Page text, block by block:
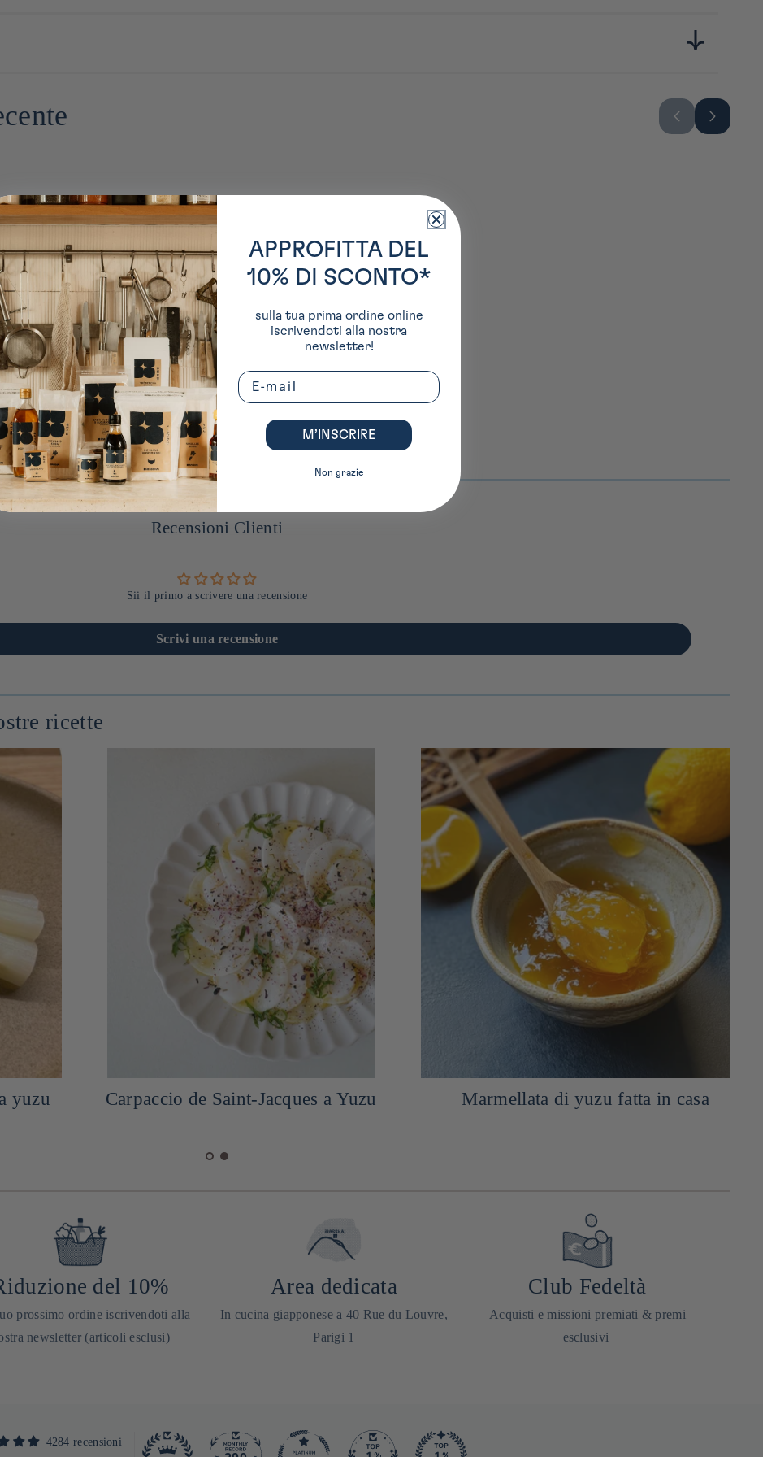
Recensioni Clienti
Sii il primo a scrivere una recensione
Scrivi una recensione
ricette
Carpaccio de Saint-Jacques a Yuzu Marmellata di yuzu fatta in casa
del 10%
prossimo ordine iscrivendoti alla
newsletter (articoli esclusi)
Area dedicata
In cucina giapponese a 40 Rue du Louvre,
Parigi 1
Club Fedeltà
Acquisti e missioni premiati & premi
esclusivi
4284 recensioni
APPROFITTA DEL
10% DI SCONTO*
sulla tua prima ordine online
iscrivendoti alla nostra
newsletter!
Email
M’INSCRIRE
Non grazie